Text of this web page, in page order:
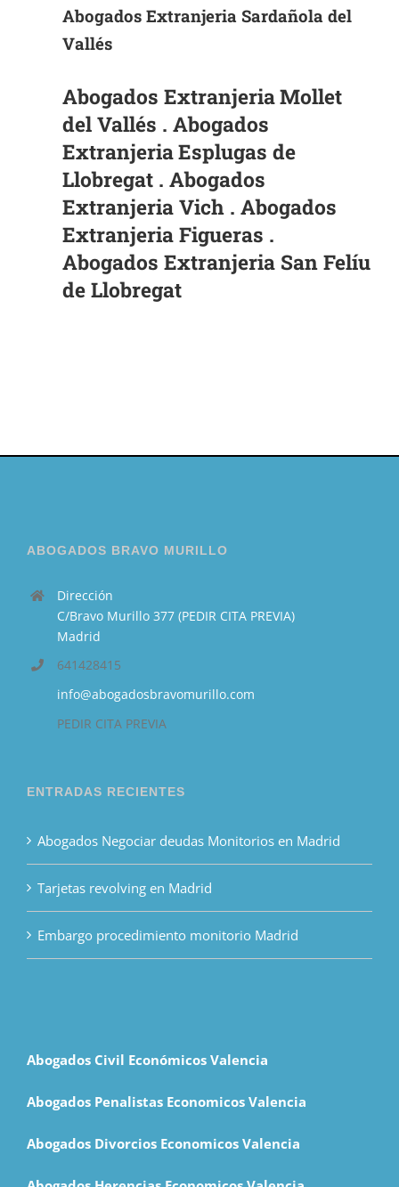
Abogados Extranjeria Sardañola del
Vallés
Abogados ExtranjeriaMollet
del Vallés . Abogados
ExtranjeriaEsplugas de
Llobregat . Abogados
Extranjeria Vich . Abogados
Extranjeria Figueras .
Abogados Extranjeria San Felíu
de Llobregat
ABOGADOS BRAVO MURILLO
Dirección
C/Bravo Murillo 377 (PEDIR CITA PREVIA)
Madrid
641428415
info@abogadosbravomurillo.com
PEDIR CITA PREVIA
ENTRADAS RECIENTES
Abogados Negociar deudas Monitorios en Madrid
Tarjetas revolving en Madrid
Embargo procedimiento monitorio Madrid
Abogados Civil Económicos Valencia
Abogados Penalistas Economicos Valencia
Abogados Divorcios Economicos Valencia